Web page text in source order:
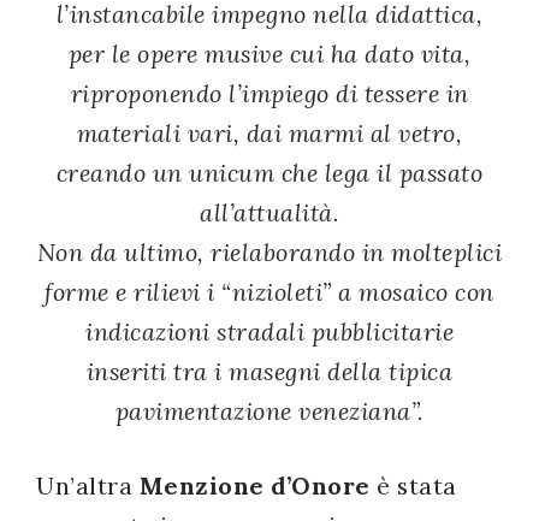
l’instancabile impegno nella didattica,
per le opere musive cui ha dato vita,
riproponendo l’impiego di tessere in
materiali vari, dai marmi al vetro,
creando un unicum che lega il passato
all’attualità.
Non da ultimo, rielaborando in molteplici
forme e rilievi i “nizioleti” a mosaico con
indicazioni stradali pubblicitarie
inseriti tra i masegni della tipica
pavimentazione veneziana”.
Un’altra Menzione d’Onore è stata